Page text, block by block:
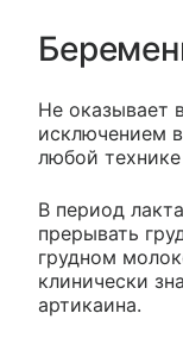
Не оказывает
исключением
любой
В период
прерывать
грудном
клинически
артикаина.